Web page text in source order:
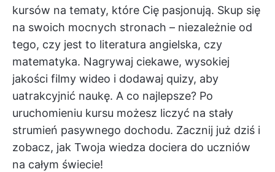
kursów na tematy, które Cię pasjonują. Skup się
na swoich mocnych stronach – niezależnie od
tego, czy jest to literatura angielska, czy
matematyka. Nagrywaj ciekawe, wysokiej
jakości filmy wideo i dodawaj quizy, aby
uatrakcyjnić naukę. A co najlepsze? Po
uruchomieniu kursu możesz liczyć na stały
strumień pasywnego dochodu. Zacznij już dziś i
zobacz, jak Twoja wiedza dociera do uczniów
na całym świecie!